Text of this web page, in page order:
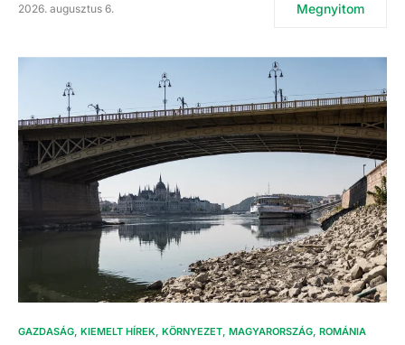
2026. augusztus 6. Megnyitom
GAZDASÁG KIEMELT HÍREK KÖRNYEZET MAGYARORSZÁG ROMÁNIA